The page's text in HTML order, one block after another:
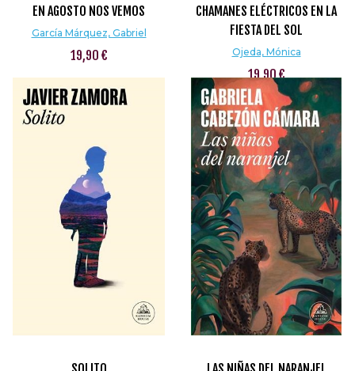
EN AGOSTO NOS VEMOS
García Márquez, Gabriel
19,90 €
CHAMANES ELÉCTRICOS EN LA
FIESTA DEL SOL
Ojeda, Mónica
19,90 €